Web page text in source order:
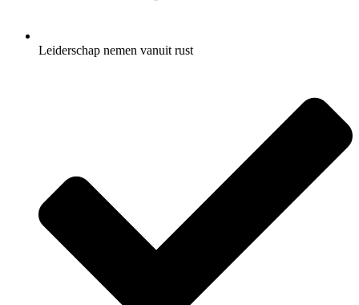
Leiderschap nemen vanuit rust